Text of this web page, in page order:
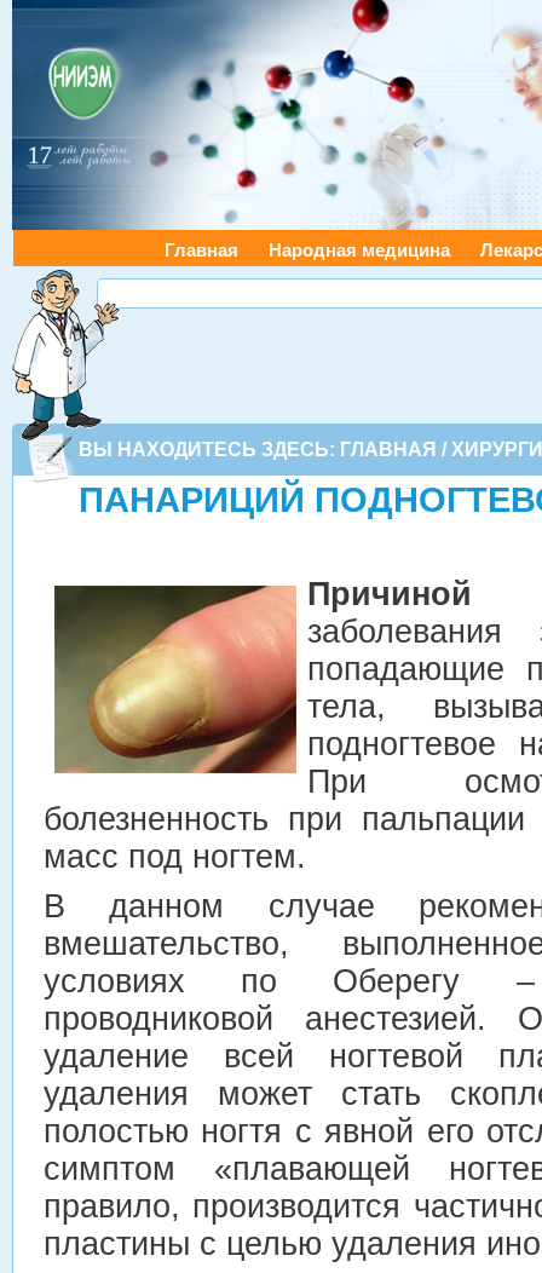
Главная Народная медицина
ВЫ НАХОДИТЕСЬ ЗДЕСЬ: ГЛАВНАЯ /
ПАНАРИЦИЙ
Причиной
заболевания
попадающие
тела,
подногтевое
При
болезненность при
масс под ногтем.
В данном случае
вмешательство,
условиях по Оберегу
проводниковой анестезией.
удаление всей ногтевой
удаления может стать
полостью ногтя с явной его
симптом «плавающей
правило, производится
пластины с целью удаления